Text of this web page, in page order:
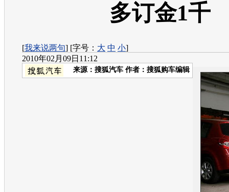
多订金1千
[我来说两句] [字号： 大 中 小]
2010年02月09日11:12
来源： 搜狐汽车 作者：搜狐购车编辑